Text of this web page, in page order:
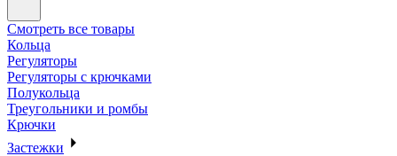
Смотреть все товары
Кольца
Регуляторы
Регуляторы с крючками
Полукольца
Треугольники и ромбы
Крючки
Застежки